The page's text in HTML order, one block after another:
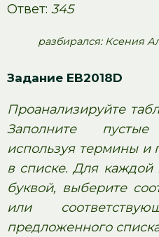
Ответ: 345
pазбирался: Ксения
Задание EB2018D
Проанализируйте
Заполните
используя термины и
в списке. Для каждой
буквой, выберите
или
предложенного